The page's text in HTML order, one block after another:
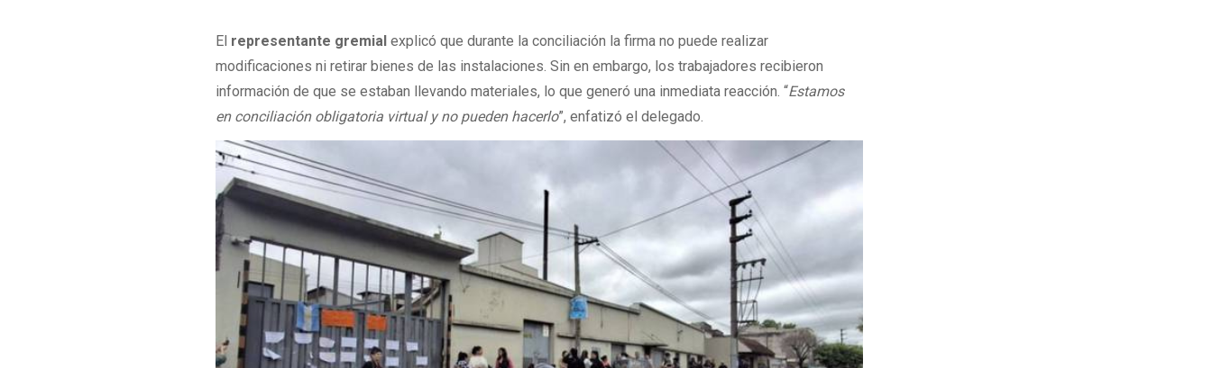
El representante gremialexplicó que durante la conciliación la firma no puede realizar
modificaciones ni retirar bienes de las instalaciones. Sin en embargo, los trabajadores recibieron
información de que se estaban llevando materiales, lo que generó una inmediata reacción. “Estamos
en conciliación obligatoria virtual y no pueden hacerlo”, enfatizó el delegado.